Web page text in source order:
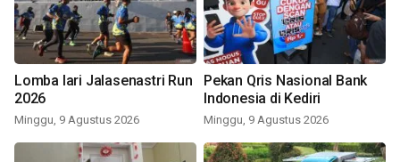
Lomba lari Jalasenastri Run
2026
Minggu, 9 Agustus 2026
Pekan Qris Nasional Bank
Indonesia di Kediri
Minggu, 9 Agustus 2026